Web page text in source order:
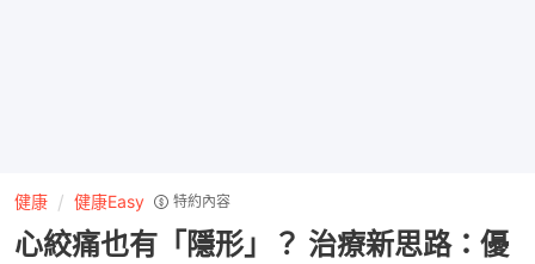
健康 健康Easy 特約內容
心絞痛也有「隱形」？ 治療新思路：優